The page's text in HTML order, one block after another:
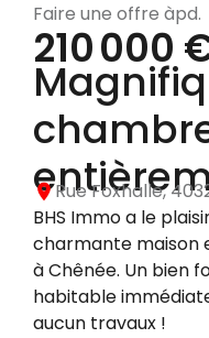
Faire une offre àpd.
210 000
Rue Foxhalle,
BHS Immo a le
charmante maison
à Chênée. Un bien
habitable
aucun travaux !